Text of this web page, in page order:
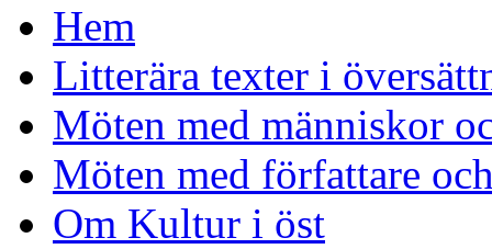
Hem
Litterära texter i
Möten med människor
Möten med författare
Om Kultur i öst